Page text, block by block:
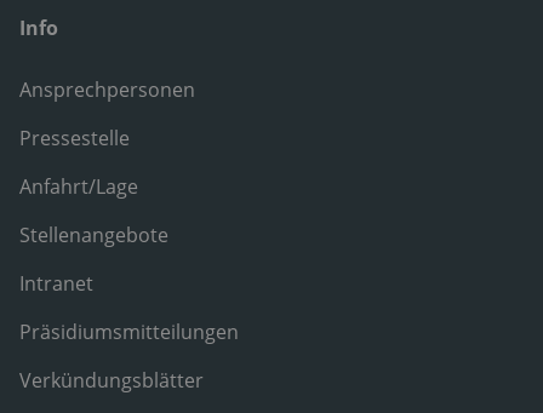
Info
Ansprechpersonen
Pressestelle
Anfahrt/Lage
Stellenangebote
Intranet
Präsidiumsmitteilungen
Verkündungsblätter